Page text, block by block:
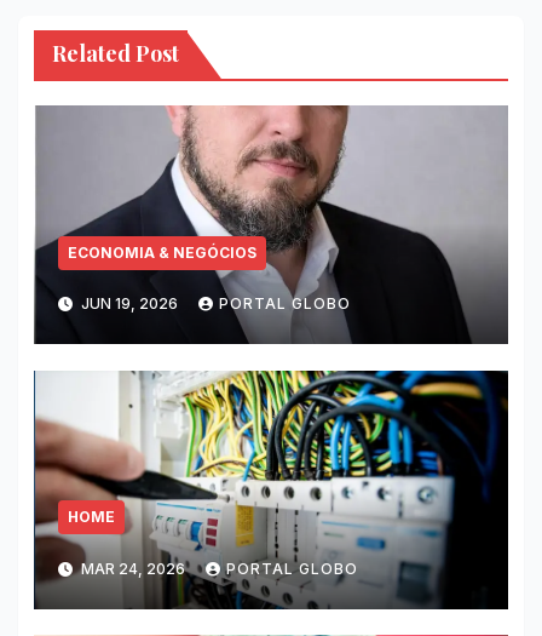
Related Post
ECONOMIA & NEGÓCIOS
JUN 19, 2026 PORTAL GLOBO
HOME
MAR 24, 2026 PORTAL GLOBO